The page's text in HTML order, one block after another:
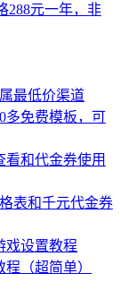
288元一年，非
最低价渠道
多免费模板，可
和代金券使用
表和千元代金券
戏设置教程
（超简单）